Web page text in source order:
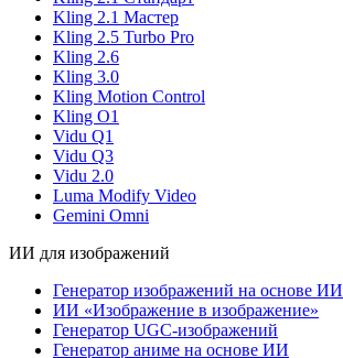
Kling 2.1 Мастер
Kling 2.5 Turbo Pro
Kling 2.6
Kling 3.0
Kling Motion Control
Kling O1
Vidu Q1
Vidu Q3
Vidu 2.0
Luma Modify Video
Gemini Omni
ИИ для изображений
Генератор изображений на основе ИИ
ИИ «Изображение в изображение»
Генератор UGC-изображений
Генератор аниме на основе ИИ